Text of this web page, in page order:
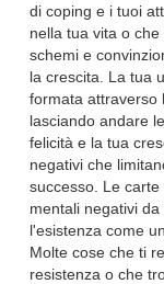
di coping e i tuoi
nella tua vita o
schemi e
la crescita. La tua
formata attraverso
lasciando andare
felicità e la tua
negativi che
successo. Le
mentali negativi
l'esistenza come
Molte cose che ti
resistenza o che